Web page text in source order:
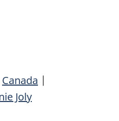
Canada |
Joly